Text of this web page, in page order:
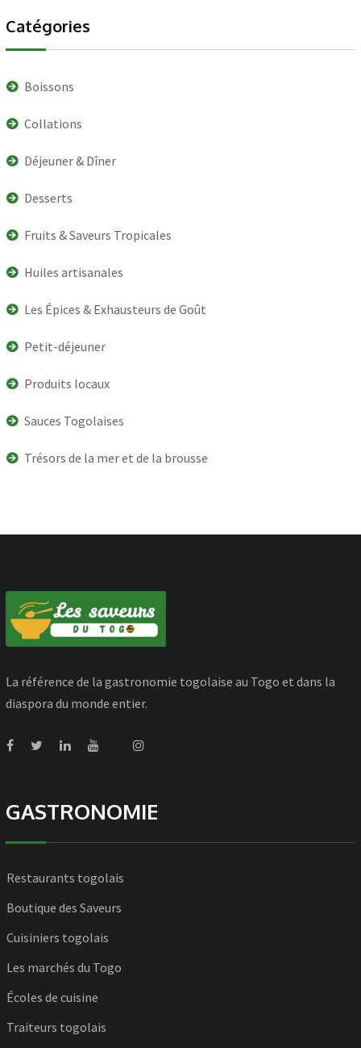
Catégories
Boissons
Collations
Déjeuner & Dîner
Desserts
Fruits & Saveurs Tropicales
Huiles artisanales
Les Épices & Exhausteurs de Goût
Petit-déjeuner
Produits locaux
Sauces Togolaises
Trésors de la mer et de la brousse
La référence de la gastronomie togolaise au Togo et dans la
diaspora du monde entier.
GASTRONOMIE
Restaurants togolais
Boutique des Saveurs
Cuisiniers togolais
Les marchés du Togo
Écoles de cuisine
Traiteurs togolais